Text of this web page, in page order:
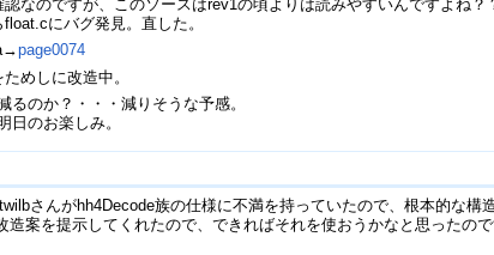
認なのですが、このソースはrev1の頃よりは読みやすいんですよね？
にバグ発見。直した。
page0074
めしに改造中。
るのか？・・・減りそうな予感。
日のお楽しみ。
さんがhh4Decode族の仕様に不満を持っていたので、根本的な構
造案を提示してくれたので、できればそれを使おうかなと思った